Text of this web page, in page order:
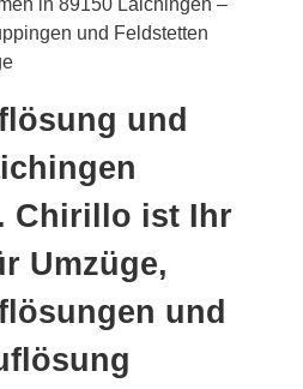
in 89150 Laichingen –
und Feldstetten
und
Chirillo ist Ihr
Umzüge,
und